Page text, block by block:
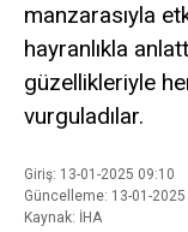
manzarasıyla
hayranlıkla
güzellikleriyle
vurguladılar.
Giriş: 13-01-2025 09:10
Güncelleme: 13-01-2025
Kaynak: İHA